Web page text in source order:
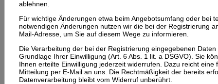
ablehnen.
Für wichtige Änderungen etwa beim Angebotsumfang oder bei
notwendigen Änderungen nutzen wir die bei der Registrierung
Mail-Adresse, um Sie auf diesem Wege zu informieren.
Die Verarbeitung der bei der Registrierung eingegebenen
Grundlage Ihrer Einwilligung (Art. 6 Abs. 1 lit. a DSGVO). Sie
Ihnen erteilte Einwilligung jederzeit widerrufen. Dazu reicht eine
Mitteilung per E-Mail an uns. Die Rechtmäßigkeit der bereits
Datenverarbeitung bleibt vom Widerruf unberührt.